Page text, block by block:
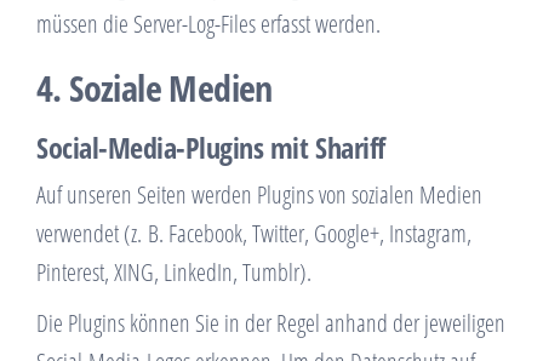
müssen die Server-Log-Files erfasst werden.
4. Soziale Medien
Social-Media-Plugins mit Shariff
Auf unseren Seiten werden Plugins von sozialen Medien
verwendet (z. B. Facebook, Twitter, Google+, Instagram,
Pinterest, XING, LinkedIn, Tumblr).
Die Plugins können Sie in der Regel anhand der jeweiligen